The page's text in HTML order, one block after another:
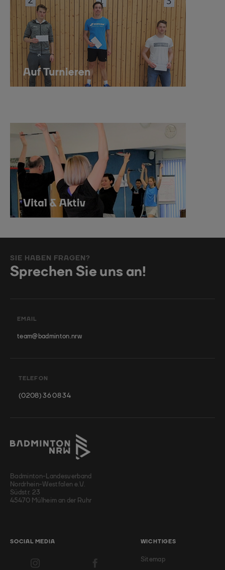
SIE HABEN FRAGEN?
Sprechen Sie uns an!
EMAIL
team@badminton.nrw
TELEFON
(0208) 36 08 34
Badminton-Landesverband
Nordrhein-Westfalen e.V.
Südstr. 23
45470 Mülheim an der Ruhr
SOCIAL MEDIA WICHTIGES
Sitemap